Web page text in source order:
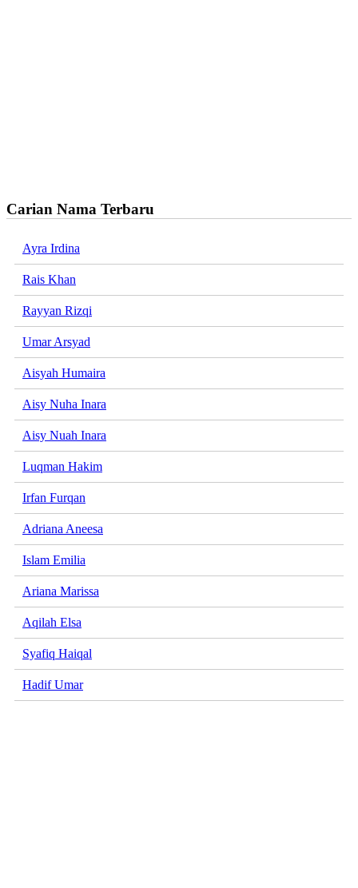
Carian Nama Terbaru
Ayra Irdina
Rais Khan
Rayyan Rizqi
Umar Arsyad
Aisyah Humaira
Aisy Nuha Inara
Aisy Nuah Inara
Luqman Hakim
Irfan Furqan
Adriana Aneesa
Islam Emilia
Ariana Marissa
Aqilah Elsa
Syafiq Haiqal
Hadif Umar